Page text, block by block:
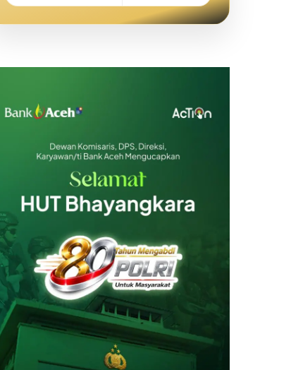
Rp 7.675.000
Emas Batangan 50 gr Rp 76.443.000
Emas Batangan 100 gr Rp 152.886.000